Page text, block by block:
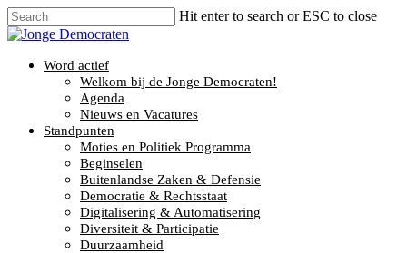
Hit enter to search or ESC to close
Word actief
Welkom bij de Jonge Democraten!
Agenda
Nieuws en Vacatures
Standpunten
Moties en Politiek Programma
Beginselen
Buitenlandse Zaken & Defensie
Democratie & Rechtsstaat
Digitalisering & Automatisering
Diversiteit & Participatie
Duurzaamheid